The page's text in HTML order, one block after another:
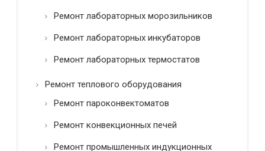
Ремонт лабораторных морозильников
Ремонт лабораторных инкубаторов
Ремонт лабораторных термостатов
Ремонт теплового оборудования
Ремонт пароконвектоматов
Ремонт конвекционных печей
Ремонт промышленных индукционных